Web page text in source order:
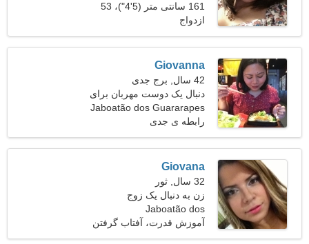
است
161 سانتی متر (5'4")، 53
کیلوگرم (116 پوند)
ازدواج
Giovanna
42 سال, برج جدی
دنبال یک دوست مهربان برای
پیاده روی می گردم
Jaboatão dos Guararapes
رابطه ی جدی
Giovana
32 سال, ثور
زن به دنبال یک زوج
Jaboatão dos
Guararapes، برزیل
آموزش قدرت، آفتاب گرفتن